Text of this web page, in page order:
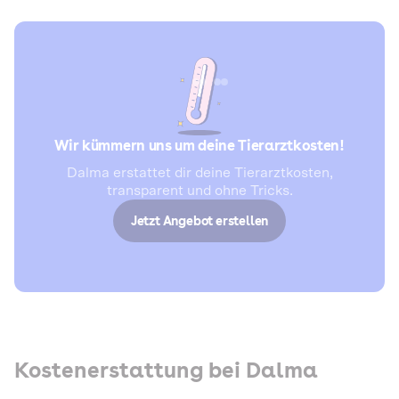
Wir kümmern uns um deine Tierarztkosten!
Dalma erstattet dir deine Tierarztkosten,
transparent und ohne Tricks.
Jetzt Angebot erstellen
Kostenerstattung bei Dalma